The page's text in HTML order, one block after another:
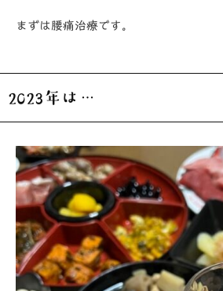
まずは腰痛治療です。
2023年は…